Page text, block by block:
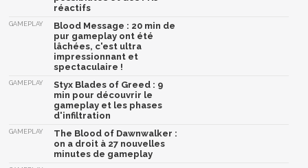
réactifs
GAMEPLAY
Blood Message : 20 min de
pur gameplay ont été
lâchées, c'est ultra
impressionnant et
spectaculaire !
GAMEPLAY
Styx Blades of Greed : 9
min pour découvrir le
gameplay et les phases
d'infiltration
GAMEPLAY
The Blood of Dawnwalker :
on a droit à 27 nouvelles
minutes de gameplay